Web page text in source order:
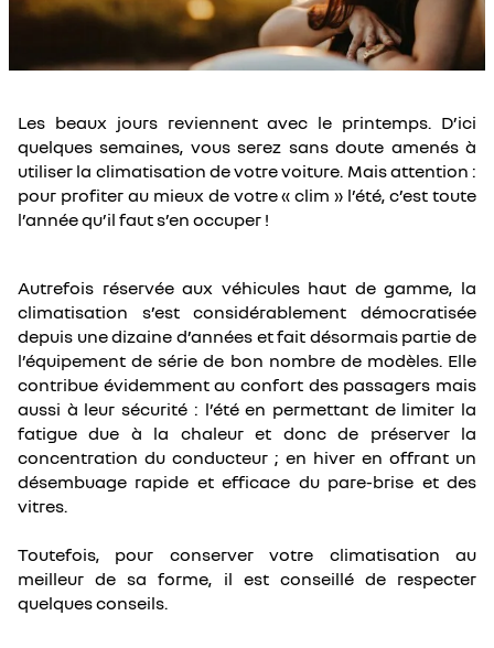
Les beaux jours reviennent avec le printemps. D’ici
quelques semaines, vous serez sans doute amenés à
utiliser la climatisation de votre voiture. Mais attention :
pour profiter au mieux de votre « clim » l’été, c’est toute
l’année qu’il faut s’en occuper !
Autrefois réservée aux véhicules haut de gamme, la
climatisation s’est considérablement démocratisée
depuis une dizaine d’années et fait désormais partie de
l’équipement de série de bon nombre de modèles. Elle
contribue évidemment au confort des passagers mais
aussi à leur sécurité : l’été en permettant de limiter la
fatigue due à la chaleur et donc de préserver la
concentration du conducteur ; en hiver en offrant un
désembuage rapide et efficace du pare-brise et des
vitres.
Toutefois, pour conserver votre climatisation au
meilleur de sa forme, il est conseillé de respecter
quelques conseils.